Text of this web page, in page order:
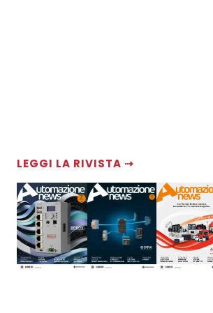
LEGGI LA RIVISTA ⇢